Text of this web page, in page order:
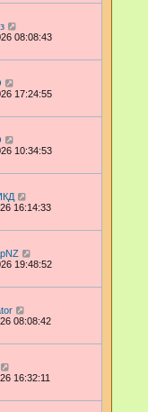
08:08:43
17:24:55
10:34:53
16:14:33
19:48:52
08:08:42
16:32:11